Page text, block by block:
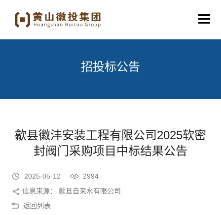
招投标公告
歙县徽沣安装工程有限公司2025软密
封阀门采购项目中标结果公告
2025-05-12
2994
信息来源： 歙县自来水有限公司
返回列表